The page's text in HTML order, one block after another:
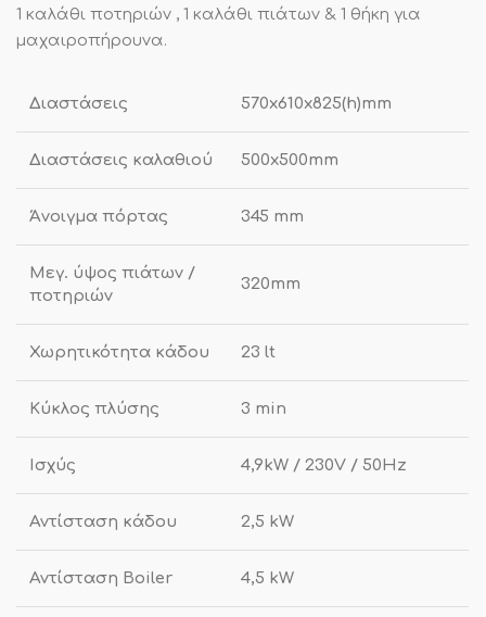
1 καλάθι ποτηριών , 1 καλάθι πιάτων & 1 θήκη για
μαχαιροπήρουνα.
Διαστάσεις 570x610x825(h)mm
Διαστάσεις καλαθιού 500x500mm
Άνοιγμα πόρτας 345 mm
Μεγ. ύψος πιάτων /
ποτηριών
320mm
Χωρητικότητα κάδου 23 lt
Κύκλος πλύσης 3 min
Ισχύς 4,9kW / 230V / 50Hz
Αντίσταση κάδου 2,5 kW
Αντίσταση Boiler 4,5 kW